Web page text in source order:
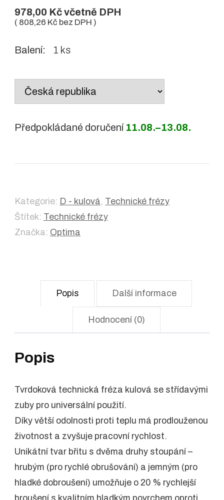
978,00 Kčvčetně DPH
( 808,26 Kč bez DPH )
Balení: 1 ks
Country
Předpokládané doručení 11.08.–13.08.
Kategorie: D - kulová, Technické frézy
Štítek: Technické frézy
Značka: Optima
Popis Další informace
Hodnocení (0)
Popis
Tvrdoková technická fréza kulová se střídavými
zuby pro universální použití.
Díky větší odolnosti proti teplu má prodlouženou
životnost a zvyšuje pracovní rychlost.
Unikátní tvar břitu s dvěma druhy stoupání –
hrubým (pro rychlé obrušování) a jemným (pro
hladké dobroušení) umožňuje o 20 % rychlejší